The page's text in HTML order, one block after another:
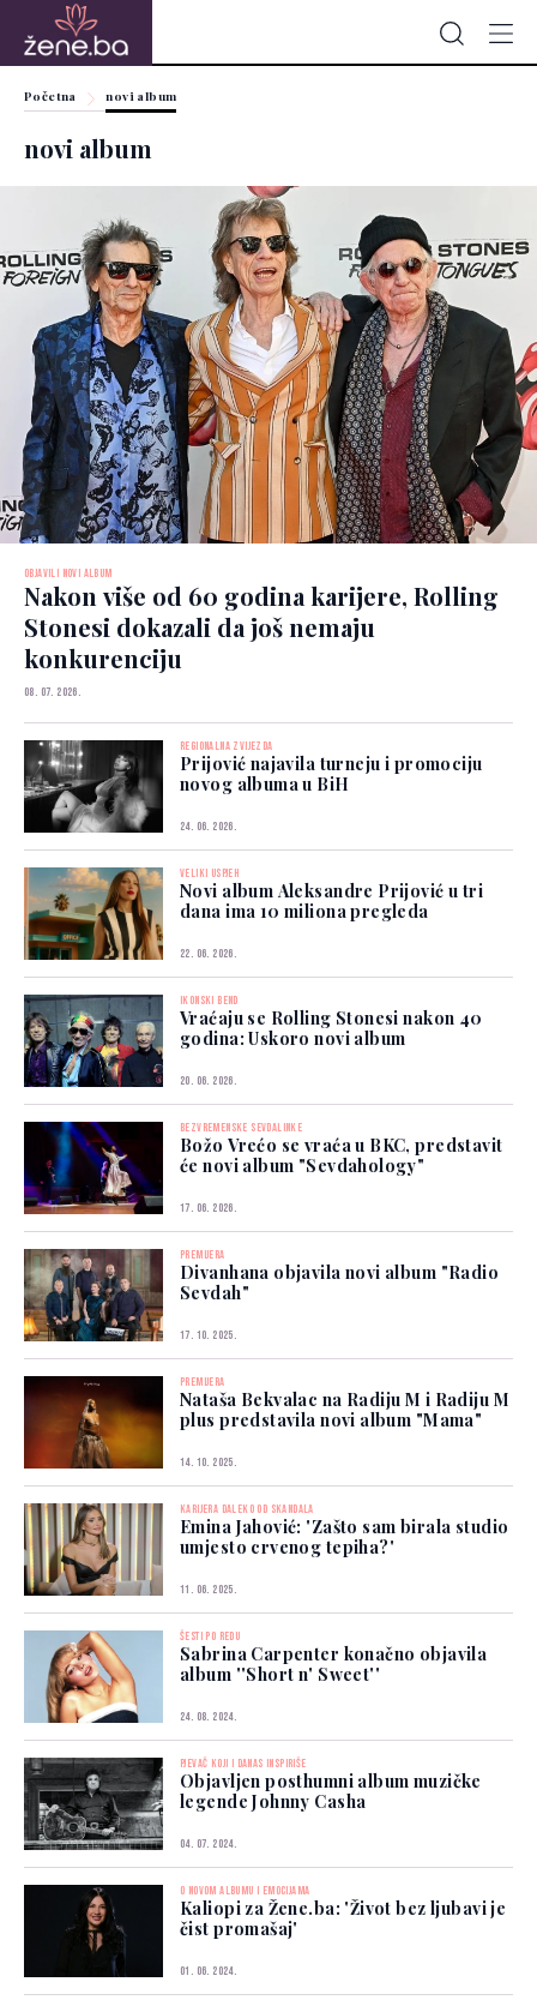
Početna novi album
novi album
OBJAVILI NOVI ALBUM
Nakon više od 60 godina karijere, Rolling
Stonesi dokazali da još nemaju
konkurenciju
08. 07. 2026.
REGIONALNA ZVIJEZDA
Prijović najavila turneju i promociju
novog albuma u BiH
24. 06. 2026.
VELIKI USPJEH
Novi album Aleksandre Prijović u tri
dana ima 10 miliona pregleda
22. 06. 2026.
IKONSKI BEND
Vraćaju se Rolling Stonesi nakon 40
godina: Uskoro novi album
20. 06. 2026.
BEZVREMENSKE SEVDALINKE
Božo Vrećo se vraća u BKC, predstavit
će novi album "Sevdahology"
17. 06. 2026.
PREMIJERA
Divanhana objavila novi album "Radio
Sevdah"
17. 10. 2025.
PREMIJERA
Nataša Bekvalac na Radiju M i Radiju M
plus predstavila novi album "Mama"
14. 10. 2025.
KARIJERA DALEKO OD SKANDALA
Emina Jahović: 'Zašto sam birala studio
umjesto crvenog tepiha?'
11. 06. 2025.
ŠESTI PO REDU
Sabrina Carpenter konačno objavila
album ''Short n' Sweet''
24. 08. 2024.
PJEVAČ KOJI I DANAS INSPIRIŠE
Objavljen posthumni album muzičke
legende Johnny Casha
04. 07. 2024.
O NOVOM ALBUMU I EMOCIJAMA
Kaliopi za Žene.ba: 'Život bez ljubavi je
čist promašaj'
01. 06. 2024.